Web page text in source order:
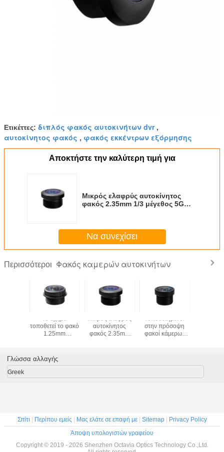
Ετικέττες: διπλός φακός αυτοκινήτων dvr,
αυτοκίνητος φακός , φακός εκκέντρων εξόρμησης
Αποκτήστε την καλύτερη τιμή για
Μικρός ελαφρύς αυτοκίνητος
φακός 2.35mm 1/3 μέγεθος 5G
Να συνεχίσει
Περισσότεροι Φακός καμερών αυτοκινήτων
Το όχημα
τοποθετεί το φακό
1.25mm
12.71mm
καμερών
οχημάτων 1/3.7
Μικρός ελαφρύς
αυτοκίνητος
φακός 2.35mm
Τοποθετημένοι
στην πρόσοψη
φακοί κάμερων
φακών εκκέντρων
Γλώσσα αλλαγής
Greek
Σπίτι | Περίπου εμείς | Μας ελάτε σε επαφή με| Sitemap| Privacy Policy
Άποψη υπολογιστών γραφείου
Copyright © 2019 - 2026 Shenzhen Octavia Optics Technology Co.,Ltd.